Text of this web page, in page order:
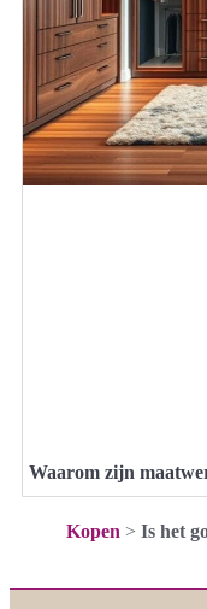
Waarom zijn
Kopen > Is het